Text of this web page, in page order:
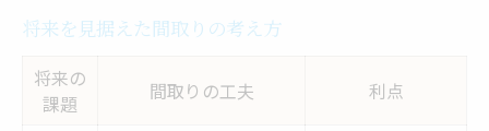
将来を見据えた間取りの考え方
将来の
課題
間取りの工夫 利点